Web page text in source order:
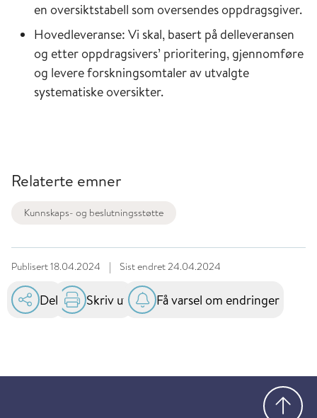
en oversiktstabell som oversendes oppdragsgiver.
Hovedleveranse: Vi skal, basert på delleveransen
og etter oppdragsivers’ prioritering, gjennomføre
og levere forskningsomtaler av utvalgte
systematiske oversikter.
Relaterte emner
Kunnskaps- og beslutningsstøtte
Publisert18.04.2024 | Sist endret24.04.2024
Del Skriv ut Få varsel om endringer